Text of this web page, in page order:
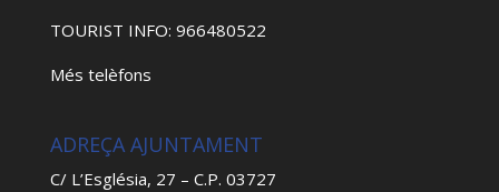
TOURIST INFO: 966480522
Més telèfons
ADREÇA AJUNTAMENT
C/ L’Església, 27 – C.P. 03727